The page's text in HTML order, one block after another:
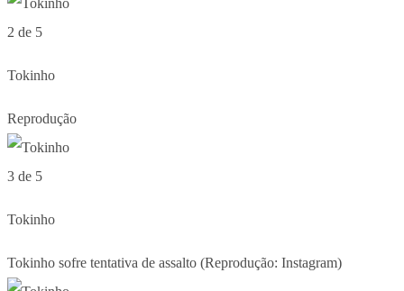
2 de 5
Tokinho
Reprodução
3 de 5
Tokinho
Tokinho sofre tentativa de assalto (Reprodução: Instagram)